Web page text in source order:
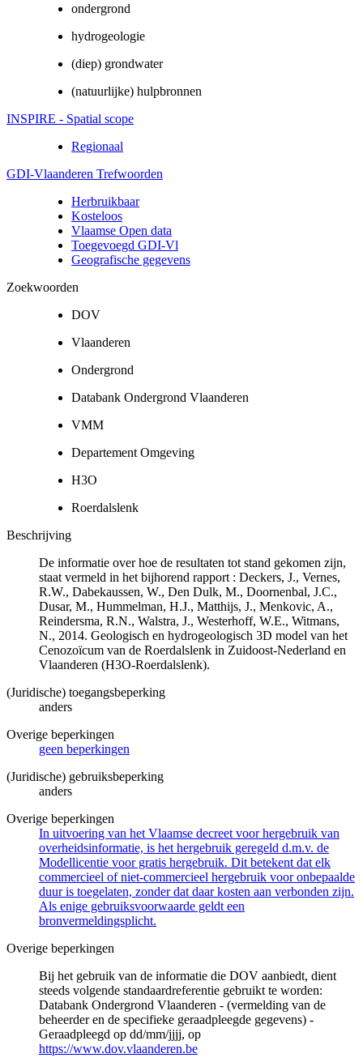
ondergrond
hydrogeologie
(diep) grondwater
(natuurlijke) hulpbronnen
INSPIRE - Spatial scope
Regionaal
GDI-Vlaanderen Trefwoorden
Herbruikbaar
Kosteloos
Vlaamse Open data
Toegevoegd GDI-Vl
Geografische gegevens
Zoekwoorden
DOV
Vlaanderen
Ondergrond
Databank Ondergrond Vlaanderen
VMM
Departement Omgeving
H3O
Roerdalslenk
Beschrijving
De informatie over hoe de resultaten tot stand gekomen zijn,
staat vermeld in het bijhorend rapport : Deckers, J., Vernes,
R.W., Dabekaussen, W., Den Dulk, M., Doornenbal, J.C.,
Dusar, M., Hummelman, H.J., Matthijs, J., Menkovic, A.,
Reindersma, R.N., Walstra, J., Westerhoff, W.E., Witmans,
N., 2014. Geologisch en hydrogeologisch 3D model van het
Cenozoïcum van de Roerdalslenk in Zuidoost-Nederland en
Vlaanderen (H3O-Roerdalslenk).
(Juridische) toegangsbeperking
anders
Overige beperkingen
geen beperkingen
(Juridische) gebruiksbeperking
anders
Overige beperkingen
In uitvoering van het Vlaamse decreet voor hergebruik van
overheidsinformatie, is het hergebruik geregeld d.m.v. de
Modellicentie voor gratis hergebruik. Dit betekent dat elk
commercieel of niet-commercieel hergebruik voor onbepaalde
duur is toegelaten, zonder dat daar kosten aan verbonden zijn.
Als enige gebruiksvoorwaarde geldt een
bronvermeldingsplicht.
Overige beperkingen
Bij het gebruik van de informatie die DOV aanbiedt, dient
steeds volgende standaardreferentie gebruikt te worden:
Databank Ondergrond Vlaanderen - (vermelding van de
beheerder en de specifieke geraadpleegde gegevens) -
Geraadpleegd op dd/mm/jjjj, op
https://www.dov.vlaanderen.be